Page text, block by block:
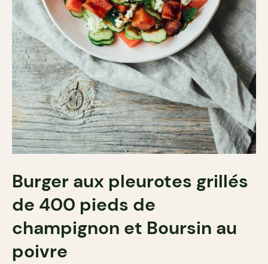
Burger aux pleurotes grillés
de 400 pieds de
champignon et Boursin au
poivre